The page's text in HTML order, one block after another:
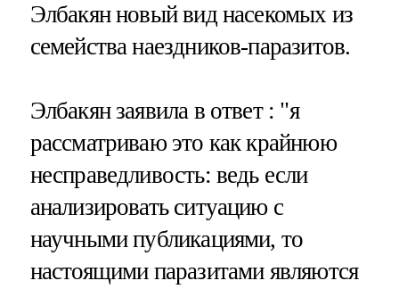
Элбакян новый вид насекомых из
семейства наездников-паразитов.
Элбакян заявила в ответ : "я
рассматриваю это как крайнюю
несправедливость: ведь если
анализировать ситуацию с
научными публикациями, то
настоящими паразитами являются